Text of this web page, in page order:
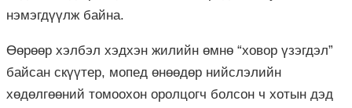
нэмэгдүүлж байна.
Өөрөөр хэлбэл хэдхэн жилийн өмнө “ховор үзэгдэл”
байсан скүүтер, мопед өнөөдөр нийслэлийн
хөдөлгөөний томоохон оролцогч болсон ч хотын дэд